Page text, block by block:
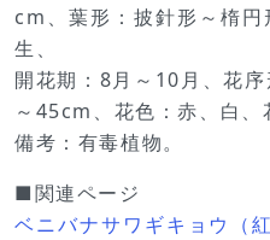
cm、葉形：披針形～楕
生、
開花期：8月～10月、花
～45cm、花色：赤、白、
備考：有毒植物。
■関連ページ
ベニバナサワギキョウ（